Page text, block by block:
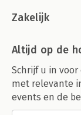
Zakelijk
Altijd op de
Schrijf u in
met relevante
events en de